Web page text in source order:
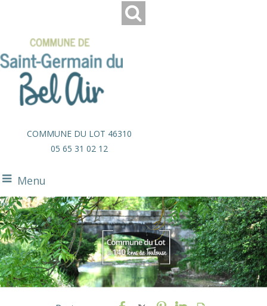
COMMUNE DU LOT 46310
05 65 31 02 12
Menu